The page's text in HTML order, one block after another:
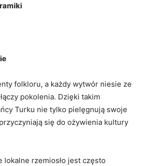
folkloru, a każdy wytwór niesie ze
pokolenia. Dzięki takim
Turku nie tylko pielęgnują swoje
się do ożywienia kultury
lokalne rzemiosło jest często